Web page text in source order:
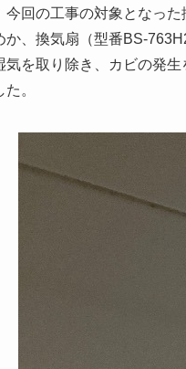
今回の工事の対象となっ
か、換気扇（型番BS-
気を取り除き、カビの発
。